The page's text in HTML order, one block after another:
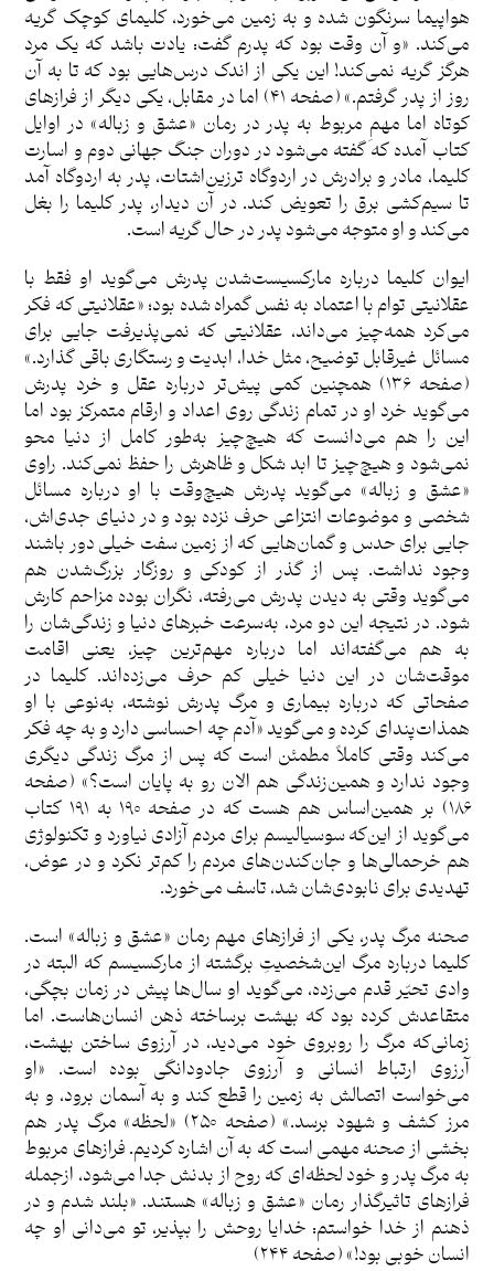
هواپیما سرنگون شده و به زمین می‌خورد، کلیمای کوچک گریه
می‌کند. «و آن وقت بود که پدرم گفت: یادت باشد که یک مرد
هرگز گریه نمی‌کند! این یکی از اندک درس‌هایی بود که تا به آن
روز از پدر گرفتم.» (صفحه ۴۱) اما در مقابل، یکی دیگر از فرازهای
کوتاه اما مهمِ مربوط به پدر در رمان «عشق و زباله» در اوایل
کتاب آمده که گفته می‌شود در دوران جنگ جهانی دوم و اسارت
کلیما، مادر و برادرش در اردوگاه ترزین‌اشتات، پدر به اردوگاه آمد
تا سیم‌کشی برق را تعویض کند. در آن دیدار، پدر کلیما را بغل
می‌کند و او متوجه می‌شود پدر در حال گریه است.
ایوان کلیما درباره مارکسیست‌شدن پدرش می‌گوید او فقط با
عقلانیتی توام با اعتماد به نفس گمراه شده بود؛ «عقلانیتی که فکر
می‌کرد همه‌چیز می‌داند، عقلانیتی که نمی‌پذیرفت جایی برای
مسائل غیرقابل توضیح، مثل خدا، ابدیت و رستگاری باقی گذارد.»
(صفحه ۱۳۶) همچنین کمی پیش‌تر درباره عقل و خرد پدرش
می‌گوید خرد او در تمام زندگی روی اعداد و ارقام متمرکز بود اما
این را هم می‌دانست که هیچ‌چیز به‌طور کامل از دنیا محو
نمی‌شود و هیچ‌چیز تا ابد شکل و ظاهرش را حفظ نمی‌کند. راوی
«عشق و زباله» می‌گوید پدرش هیچ‌وقت با او درباره مسائل
شخصی و موضوعات انتزاعی حرف نزده بود و در دنیای جدی‌اش،
جایی برای حدس و گمان‌هایی که از زمین سفت خیلی دور باشند
وجود نداشت. پس از گذر از کودکی و روزگار بزرگ‌شدن هم
می‌گوید وقتی به دیدن پدرش می‌رفته، نگران بوده مزاحم کارش
شود. در نتیجه این دو مرد، به‌سرعت خبرهای دنیا و زندگی‌شان را
به هم می‌گفته‌اند اما درباره مهم‌ترین چیز، یعنی اقامت
موقت‌شان در این دنیا خیلی کم حرف می‌زده‌اند. کلیما در
صفحاتی که درباره بیماری و مرگ پدرش نوشته، به‌نوعی با او
همذات‌پندای کرده و می‌گوید «آدم چه احساسی دارد و به چه فکر
می‌کند وقتی کاملاً مطمئن است که پس از مرگ زندگی دیگری
وجود ندارد و همین‌زندگی هم الان رو به پایان است؟» (صفحه
۱۸۶) بر همین‌اساس هم هست که در صفحه ۱۹۰ به ۱۹۱ کتاب
می‌گوید از این‌که سوسیالیسم برای مردم آزادی نیاورد و تکنولوژی
هم خرحمالی‌ها و جان‌کندن‌های مردم را کم‌تر نکرد و در عوض،
تهدیدی برای نابودی‌شان شد، تاسف می‌خورد.
صحنه مرگ پدر، یکی از فرازهای مهم رمان «عشق و زباله» است.
کلیما درباره مرگ این‌شخصیتِ برگشته از مارکسیسم که البته در
وادی تحیّر قدم می‌زده، می‌گوید او سال‌ها پیش در زمان بچگی،
متقاعدش کرده بود که بهشت برساخته ذهن انسان‌هاست. اما
زمانی‌که مرگ را روبروی خود می‌دید، در آرزوی ساختن بهشت،
آرزوی ارتباط انسانی و آرزوی جادودانگی بوده است. «او
می‌خواست اتصالش به زمین را قطع کند و به آسمان برود، و به
مرز کشف و شهود برسد.» (صفحه ۲۵۰) «لحظه» مرگ پدر هم
بخشی از صحنه مهمی است که به آن اشاره کردیم. فرازهای مربوط
به مرگ پدر و خود لحظه‌ای که روح از بدنش جدا می‌شود، ازجمله
فرازهای تاثیرگذار رمان «عشق و زباله» هستند. «بلند شدم و در
ذهنم از خدا خواستم: خدایا روحش را بپذیر، تو می‌دانی او چه
انسان خوبی بود!» (صفحه ۲۴۴)